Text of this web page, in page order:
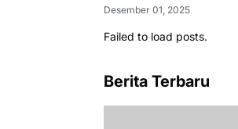
Desember 01, 2025
Failed to load posts.
Berita Terbaru